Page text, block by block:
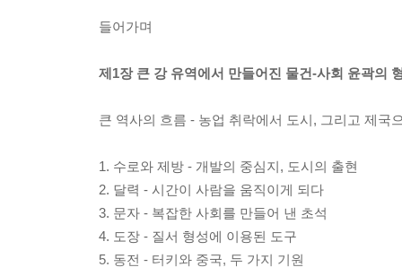
들어가며
제1장 큰 강 유역에서 만들어진 물건-사회 윤곽의
큰 역사의 흐름 - 농업 취락에서 도시, 그리고 제국
1. 수로와 제방 - 개발의 중심지, 도시의 출현
2. 달력 - 시간이 사람을 움직이게 되다
3. 문자 - 복잡한 사회를 만들어 낸 초석
4. 도장 - 질서 형성에 이용된 도구
5. 동전 - 터키와 중국, 두 가지 기원